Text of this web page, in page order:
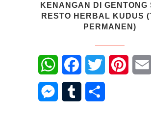
KENANGAN DI GENTONG
RESTO HERBAL KUDUS
PERMANEN)
WhatsAppFacebookTwitter
Messenger
Tumblr